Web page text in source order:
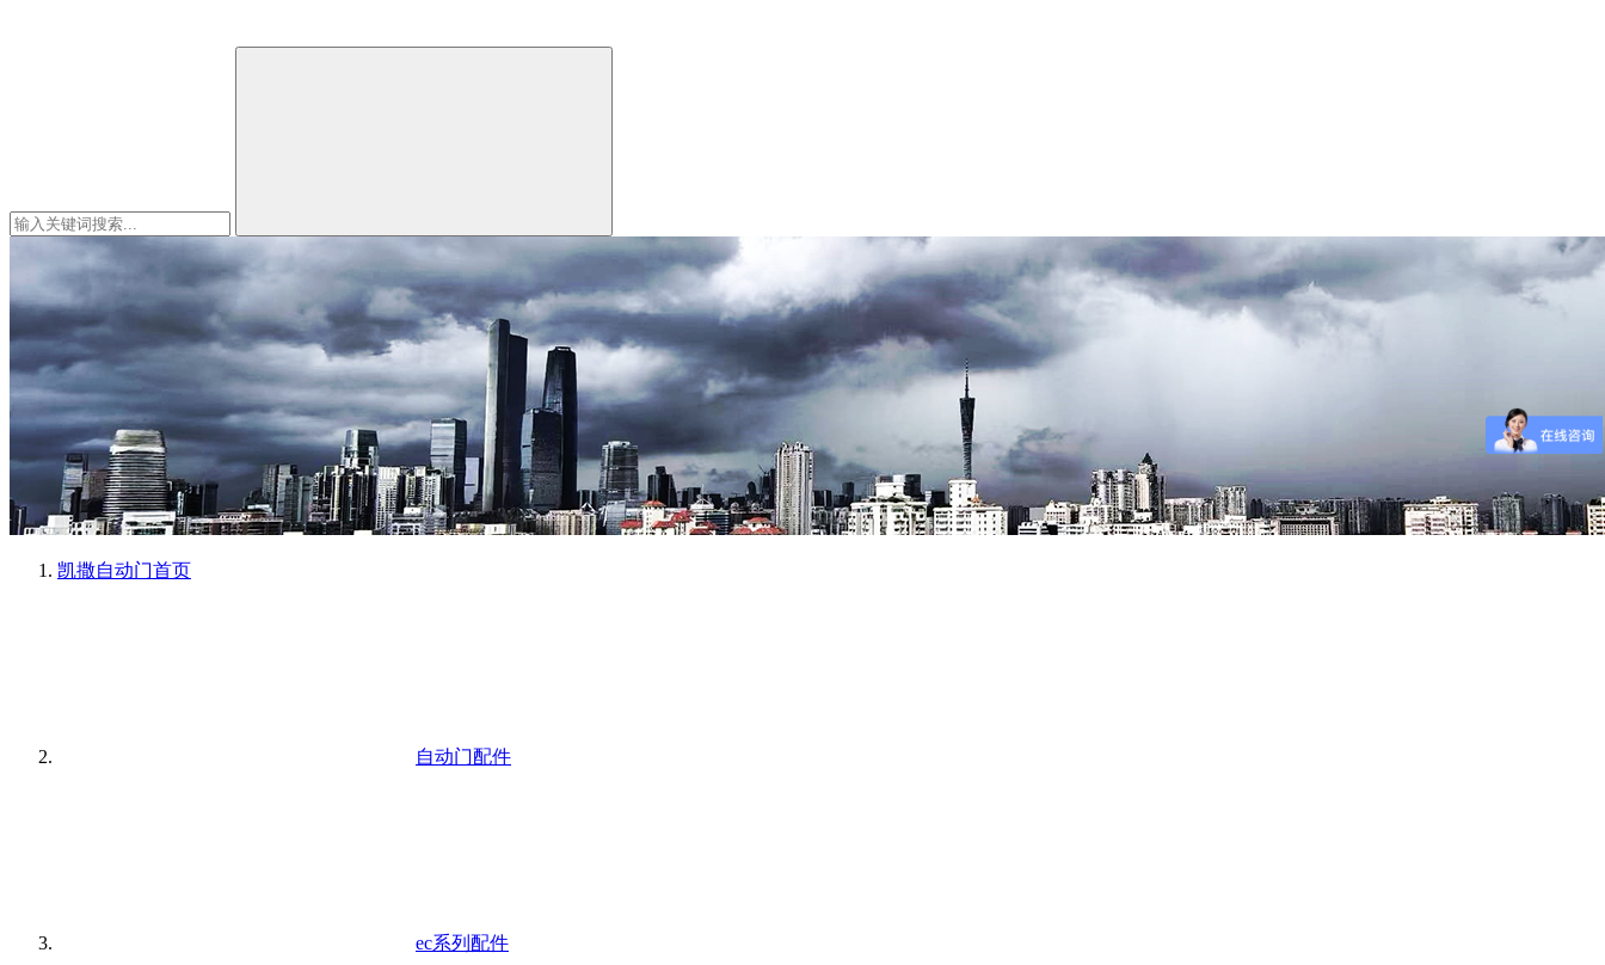
凯撒自动门首页
自动门配件
ec系列配件